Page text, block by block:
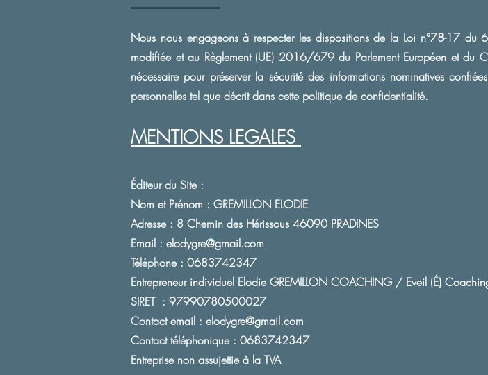
Nous nous engageons à respecter les dispositions de la Loi n°78-17
modifiée et au Règlement (UE) 2016/679 du Parlement Européen et du
nécessaire pour préserver la sécurité des informations nominatives
personnelles tel que décrit dans cette politique de confidentialité.
MENTIONS LEGALES ​
Éditeur du Site :
Nom et Prénom : GREMILLON ELODIE
Adresse : 8 Chemin des Hérissous 46090 PRADINES
Email : elodygre@gmail.com
Téléphone : 0683742347
Entrepreneur individuel Elodie GREMILLON COACHING / Eveil (É)
SIRET : 97990780500027
Contact email : elodygre@gmail.com
Contact téléphonique : 0683742347
Entreprise non assujettie à la TVA